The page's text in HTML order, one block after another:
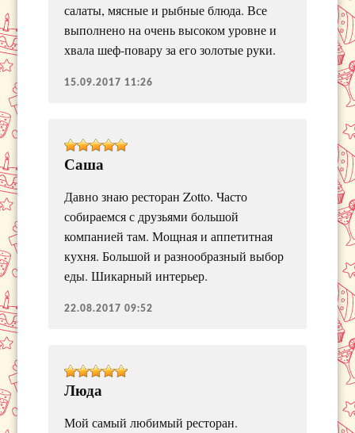
салаты, мясные и рыбные блюда. Все
выполнено на очень высоком уровне и
хвала шеф-повару за его золотые руки.
15.09.2017 11:26
Саша
Давно знаю ресторан Zotto. Часто
собираемся с друзьями большой
компанией там. Мощная и аппетитная
кухня. Большой и разнообразный выбор
еды. Шикарный интерьер.
22.08.2017 09:52
Люда
Мой самый любимый ресторан.